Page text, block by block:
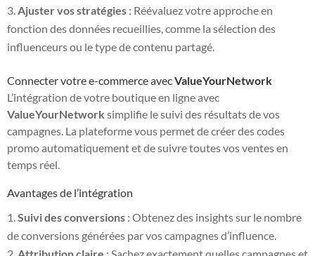
Ajuster vos stratégies : Réévaluez votre approche en
fonction des données recueillies, comme la sélection des
influenceurs ou le type de contenu partagé.
Connecter votre e-commerce avecValueYourNetwork
L’intégration de votre boutique en ligne avec
ValueYourNetwork simplifie le suivi des résultats de vos
campagnes. La plateforme vous permet de créer des codes
promo automatiquement et de suivre toutes vos ventes en
temps réel.
Avantages de l’intégration
Suivi des conversions : Obtenez des insights sur le nombre
de conversions générées par vos campagnes d’influence.
Attribution claire : Sachez exactement quelles campagnes et